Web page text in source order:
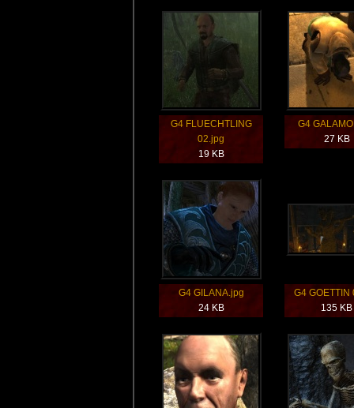
G4 FLUECHTLING
02.jpg
19 KB
G4
27 KB
G4 GILANA.jpg
24 KB
G4 GOETTIN
135 KB